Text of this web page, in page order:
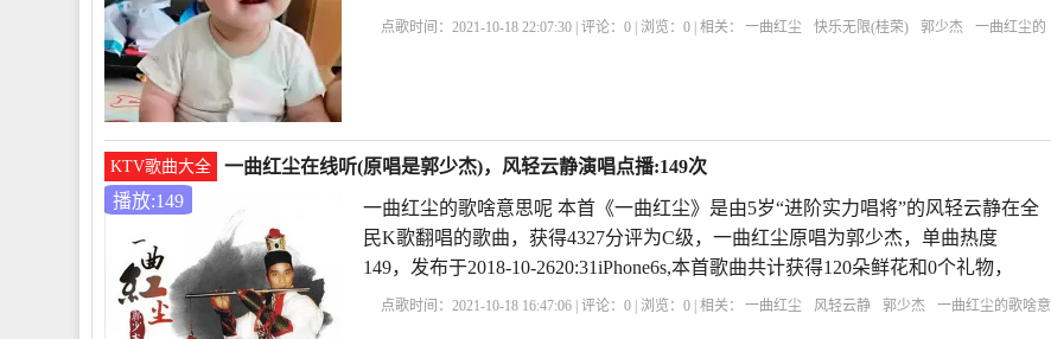
点歌时间：2021-10-18 22:07:30 | 评论：0 | 浏览：0 | 相关： 一曲红尘 快乐无限(桂荣) 郭少杰
一曲红尘的
KTV歌曲大全
一曲红尘在线听(原唱是郭少杰)，风轻云静演唱点播:149次
播放:149
一曲红尘的歌啥意思呢 本首《一曲红尘》是由5岁“进阶实力唱将”的风轻云静在全
民K歌翻唱的歌曲，获得4327分评为C级，一曲红尘原唱为郭少杰，单曲热度
149，发布于2018-10-2620:31iPhone6s,本首歌曲共计获得120朵鲜花和0个礼物，
点歌时间：2021-10-18 16:47:06 | 评论：0 | 浏览：0 | 相关： 一曲红尘 风轻云静 郭少杰
一曲红尘的歌啥意